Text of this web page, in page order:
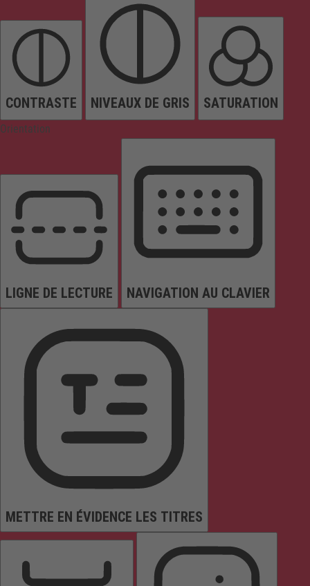
CONTRASTE NIVEAUX DE GRIS SATURATION
Orientation
LIGNE DE LECTURE NAVIGATION AU CLAVIER
METTRE EN ÉVIDENCE LES TITRES